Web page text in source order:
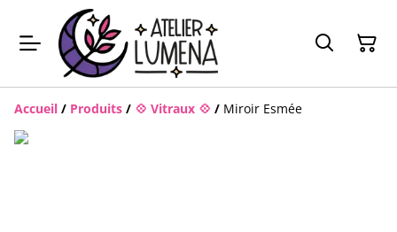
Accueil / Produits / 💠 Vitraux 💠 / Miroir Esmée